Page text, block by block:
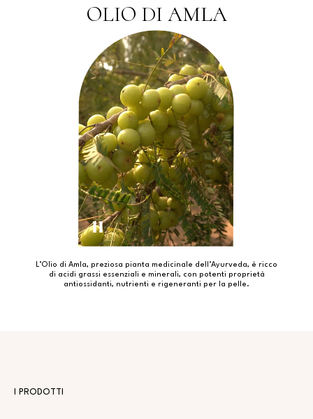
OLIO DI AMLA
L’Olio di Amla, preziosa pianta medicinale dell’Ayurveda, è ricco
di acidi grassi essenziali e minerali, con potenti proprietà
antiossidanti, nutrienti e rigeneranti per la pelle.
I PRODOTTI